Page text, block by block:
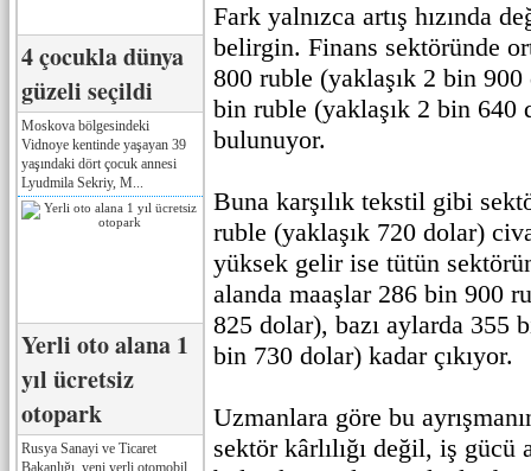
4 çocukla dünya
güzeli seçildi
Moskova bölgesindeki
Vidnoye kentinde yaşayan 39
yaşındaki dört çocuk annesi
Lyudmila Sekriy, M...
Yerli oto alana 1
yıl ücretsiz
otopark
Rusya Sanayi ve Ticaret
Bakanlığı, yeni yerli otomobil
Fark yalnızca artış hızında
belirgin. Finans sektöründe
800 ruble (yaklaşık 2 bin
bin ruble (yaklaşık 2 bin 640
bulunuyor.
Buna karşılık tekstil gibi
ruble (yaklaşık 720 dolar)
yüksek gelir ise tütün
alanda maaşlar 286 bin 900
825 dolar), bazı aylarda 355
bin 730 dolar) kadar çıkıyor.
Uzmanlara göre bu
sektör kârlılığı değil, iş gücü